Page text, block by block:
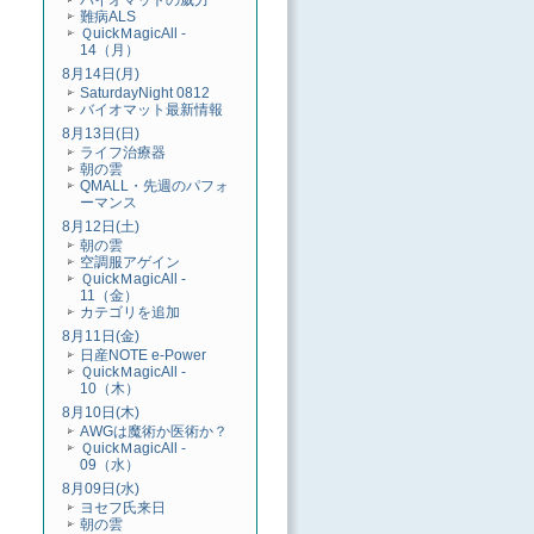
難病ALS
ＱuickＭagicAll -
14（月）
8月14日(月)
SaturdayNight 0812
バイオマット最新情報
8月13日(日)
ライフ治療器
朝の雲
QMALL・先週のパフォ
ーマンス
8月12日(土)
朝の雲
空調服アゲイン
ＱuickＭagicAll -
11（金）
カテゴリを追加
8月11日(金)
日産NOTE e-Power
ＱuickＭagicAll -
10（木）
8月10日(木)
AWGは魔術か医術か？
ＱuickＭagicAll -
09（水）
8月09日(水)
ヨセフ氏来日
朝の雲